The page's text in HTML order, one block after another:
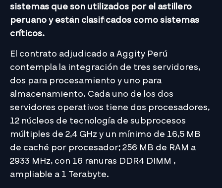
sistemas que son utilizados por el astillero
peruano y están clasificados como sistemas
críticos.
El contrato adjudicado a Aggity Perú
contempla la integración de tres servidores,
dos para procesamiento y uno para
almacenamiento. Cada uno de los dos
servidores operativos tiene dos procesadores,
12 núcleos de tecnología de subprocesos
múltiples de 2,4 GHz y un mínimo de 16,5 MB
de caché por procesador; 256 MB de RAM a
2933 MHz, con 16 ranuras DDR4 DIMM ,
ampliable a 1 Terabyte.